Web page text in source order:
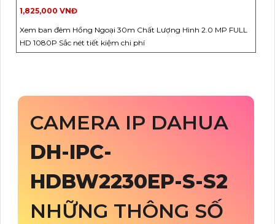
1,825,000 VNĐ
Xem ban đêm Hồng Ngoại 30m Chất Lượng Hình 2.0 MP FULL
HD 1080P Sắc nét tiết kiệm chi phí
CAMERA IP DAHUA
DH-IPC-
HDBW2230EP-S-S2
NHỮNG THÔNG SỐ